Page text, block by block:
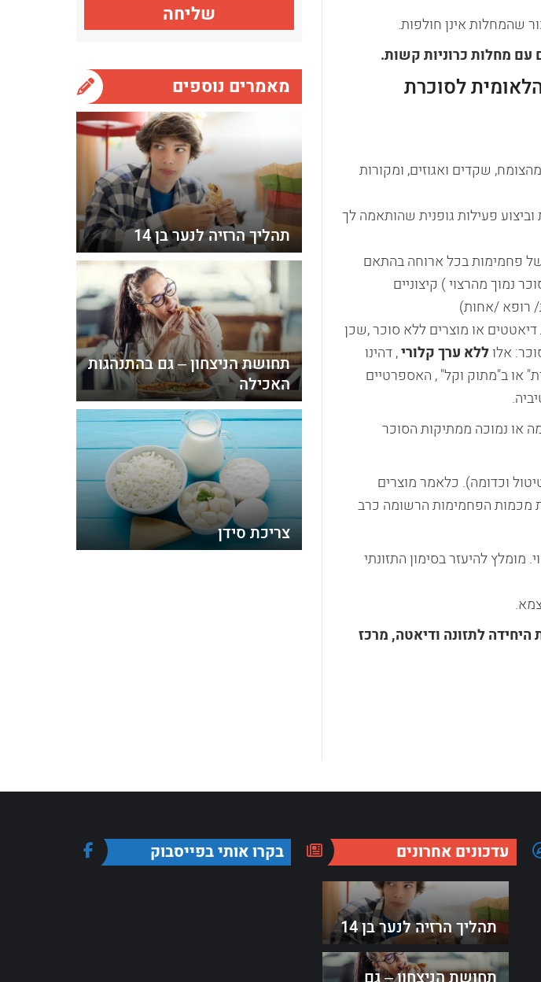
שהמחלות אינן חולפות.
עם מחלות כרוניות קשות.
לסוכרת
שקדים ואגוזים, ומקורות
פעילות גופנית שהותאמה לך
של פחמימות בכל ארוחה בהתאם
נמוך מהרצוי ) קיצוניים
רופא /אחות)
או מוצרים ללא סוכר ,שכן
ללא ערך קלורי, דהינו
או ב"מתוק וקל" , האספרטיים
או נמוכה ממתיקות הסוכר
וכדומה). כלאמר מוצרים
מכמות הפחמימות הרשומה כרב
מומלץ להיעזר בסימון התזונתי
לתזונה ודיאטה, מרכז
מאמרים נוספים
תהליך הרזיה לנער בן 14
תחושת הניצחון – גם בהתנהגות
האכילה
צריכת סידן
עדכונים אחרונים
תהליך הרזיה לנער בן 14
בקרו אותי בפייסבוק